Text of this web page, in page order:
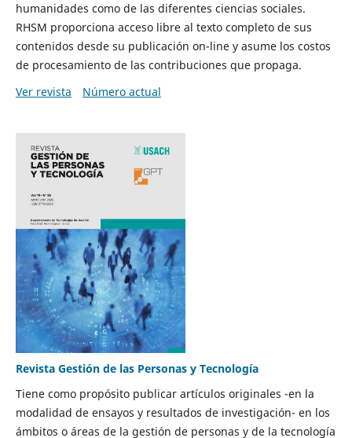
humanidades como de las diferentes ciencias sociales.
RHSM proporciona acceso libre al texto completo de sus
contenidos desde su publicación on-line y asume los costos
de procesamiento de las contribuciones que propaga.
Ver revista
Número actual
Revista Gestión de las Personas y Tecnología
Tiene como propósito publicar artículos originales -en la
modalidad de ensayos y resultados de investigación- en los
ámbitos o áreas de la gestión de personas y de la tecnología